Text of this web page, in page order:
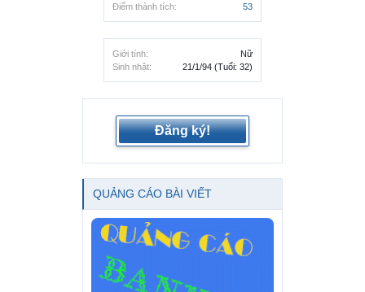
Điểm thành tích:
53
Giới tính:
Nữ
Sinh nhật:
21/1/94 (Tuổi: 32)
Đăng ký!
QUẢNG CÁO BÀI VIẾT